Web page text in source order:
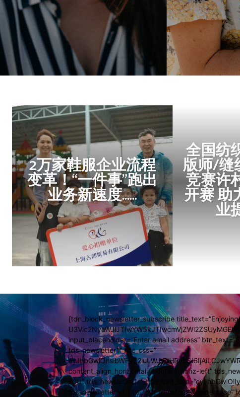
2万家鞋服企业流程
变革！“一件事”跑出
业务新速度……
全国纺
版师/缝
竞赛许
开赛 助
业
[tdn_block_newsletter_subscribe
input_placeholder=”Enter email address”
tds_newsletter1″ tdc_css=”
content_align_horizontal=”content-horiz-left”
700″ tds_newsletter1-
tds_newsletter1-f_title_font_transform=”uppercase”